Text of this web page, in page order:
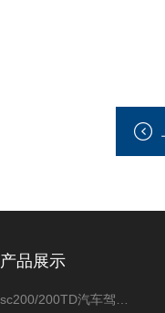
产品展示